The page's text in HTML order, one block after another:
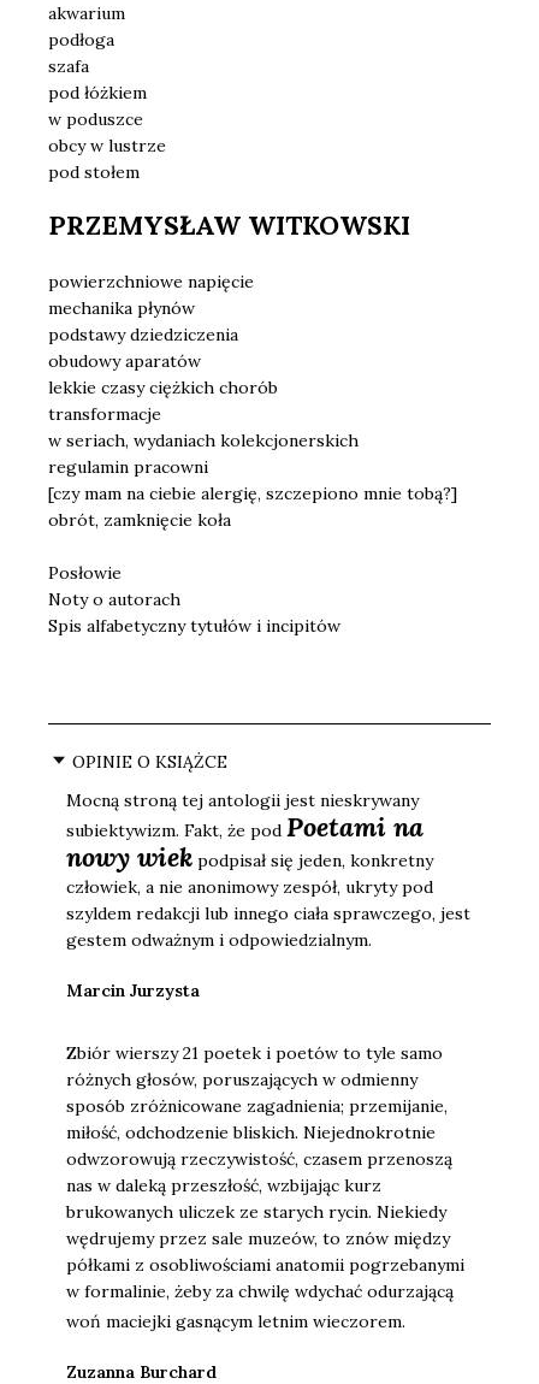
akwarium
podłoga
szafa
pod łóżkiem
w poduszce
obcy w lustrze
pod stołem
PRZEMYSŁAW WITKOWSKI
powierzchniowe napięcie
mechanika płynów
podstawy dziedziczenia
obudowy aparatów
lekkie czasy ciężkich chorób
transformacje
w seriach, wydaniach kolekcjonerskich
regulamin pracowni
[czy mam na ciebie alergię, szczepiono mnie tobą?]
obrót, zamknięcie koła
Posłowie
Noty o autorach
Spis alfabetyczny tytułów i incipitów
OPINIE O KSIĄŻCE
Mocną stroną tej antologii jest nieskrywany
subiektywizm. Fakt, że pod Poetami na
nowy wiek podpisał się jeden, konkretny
człowiek, a nie anonimowy zespół, ukryty pod
szyldem redakcji lub innego ciała sprawczego, jest
gestem odważnym i odpowiedzialnym.
Marcin Jurzysta
Zbiór wierszy 21 poetek i poetów to tyle samo
różnych głosów, poruszających w odmienny
sposób zróżnicowane zagadnienia; przemijanie,
miłość, odchodzenie bliskich. Niejednokrotnie
odwzorowują rzeczywistość, czasem przenoszą
nas w daleką przeszłość, wzbijając kurz
brukowanych uliczek ze starych rycin. Niekiedy
wędrujemy przez sale muzeów, to znów między
półkami z osobliwościami anatomii pogrzebanymi
w formalinie, żeby za chwilę wdychać odurzającą
woń maciejki gasnącym letnim wieczorem.
Zuzanna Burchard